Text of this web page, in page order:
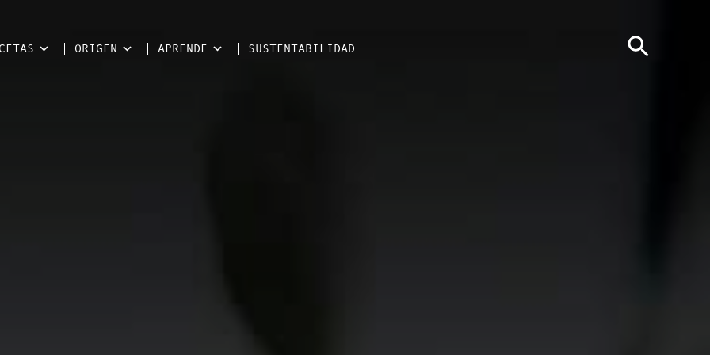
ORIGEN APRENDE SUSTENTABILIDAD